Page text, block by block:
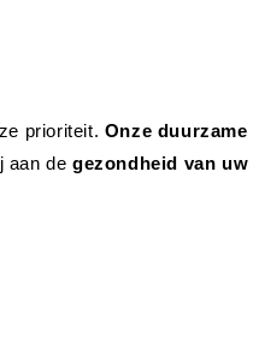
prioriteit. Onze duurzame
aan de gezondheid van uw